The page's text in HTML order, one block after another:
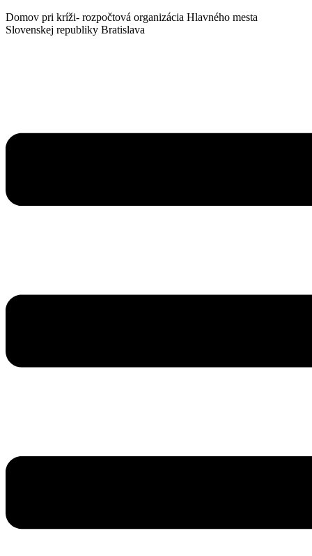
Domov pri kríži- rozpočtová organizácia Hlavného mesta
Slovenskej republiky Bratislava